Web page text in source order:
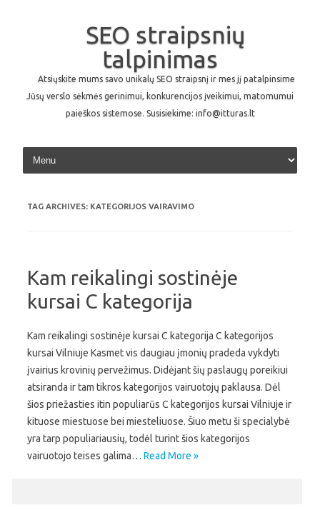
SEO straipsnių
talpinimas
Atsiųskite mums savo unikalų SEO straipsnį ir mes jį patalpinsime
Jūsų verslo sėkmės gerinimui, konkurencijos įveikimui, matomumui
paieškos sistemose. Susisiekime: info@itturas.lt
Skip to content
TAG ARCHIVES: KATEGORIJOS VAIRAVIMO
Kam reikalingi sostinėje
kursai C kategorija
Kam reikalingi sostinėje kursai C kategorija C kategorijos
kursai Vilniuje Kasmet vis daugiau įmonių pradeda vykdyti
įvairius krovinių pervežimus. Didėjant šių paslaugų poreikiui
atsiranda ir tam tikros kategorijos vairuotojų paklausa. Dėl
šios priežasties itin populiarūs C kategorijos kursai Vilniuje ir
kituose miestuose bei miesteliuose. Šiuo metu ši specialybė
yra tarp populiariausių, todėl turint šios kategorijos
vairuotojo teises galima… Read More »